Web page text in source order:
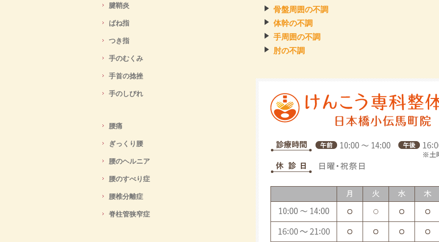
骨盤周囲の不調
体幹の不調
手周囲の不調
肘の不調
腱鞘炎
ばね指
つき指
手のむくみ
手首の捻挫
手のしびれ
腰痛
ぎっくり腰
腰のヘルニア
腰のすべり症
腰椎分離症
脊柱管狭窄症